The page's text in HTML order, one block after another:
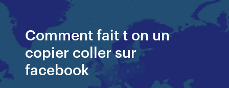
Comment fait t on un
copier coller sur
facebook